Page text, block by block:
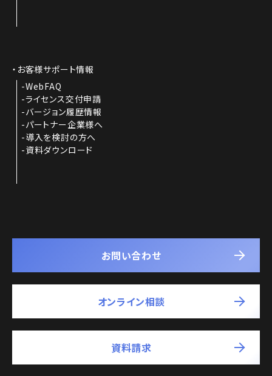
お客様サポート情報
WebFAQ
ライセンス交付申請
バージョン履歴情報
パートナー企業様へ
導入を検討の方へ
資料ダウンロード
お問い合わせ
オンライン相談
資料請求